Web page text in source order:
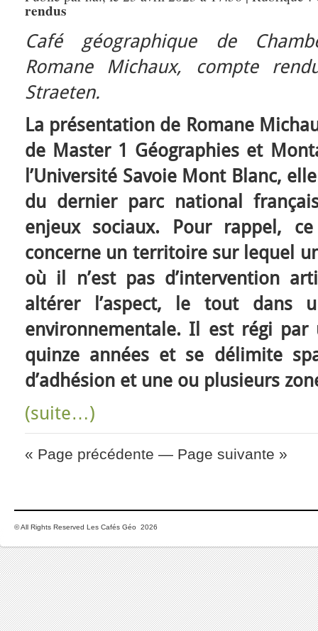
rendus
Café géographique de
Romane Michaux, compte
Straeten.
La présentation de Romane
de Master 1 Géographies et
l’Université Savoie Mont Blanc,
du dernier parc national
enjeux sociaux. Pour rappel,
concerne un territoire sur lequel
où il n’est pas d’intervention
altérer l’aspect, le tout dans
environnementale. Il est régi par
quinze années et se délimite
d’adhésion et une ou plusieurs
(suite…)
« Page précédente — Page suivante »
© All Rights Reserved Les Cafés Géo 2026